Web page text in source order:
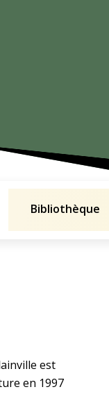
Bibliothèque
est
en 1997